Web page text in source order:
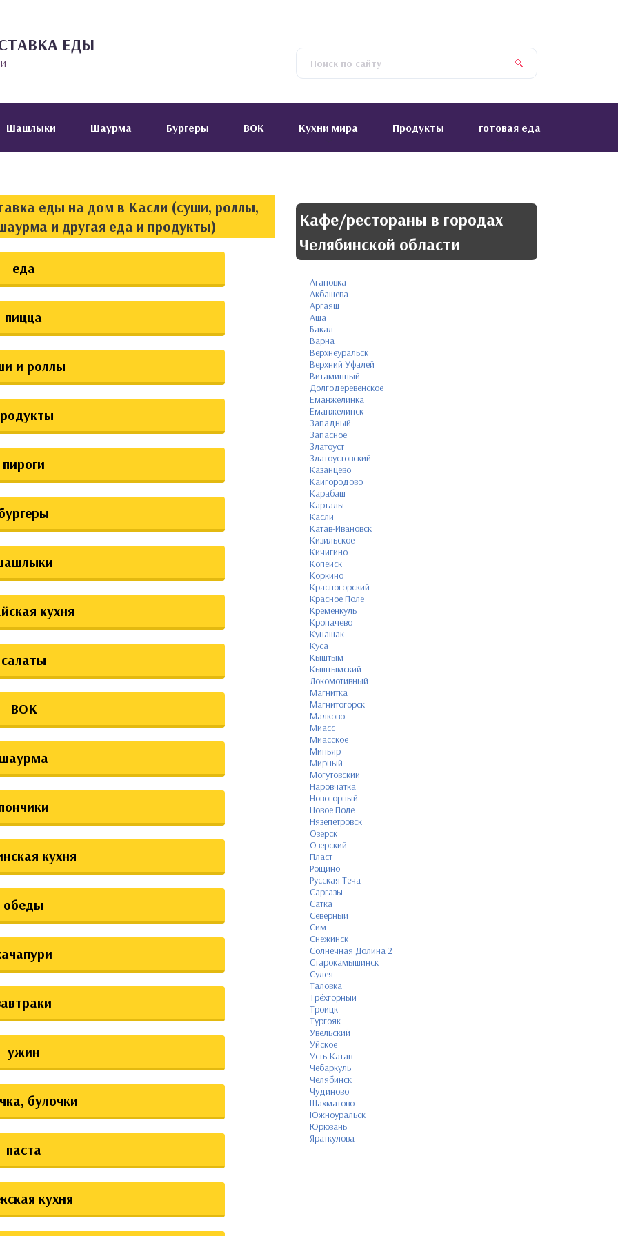
ЕДЫ
Шашлыки Шаурма Бургеры ВОК Кухни мира Продукты готовая еда
еды на дом в Касли (суши, роллы,
и другая еда и продукты)
еда
пицца
и роллы
пироги
кухня
салаты
ВОК
кухня
обеды
ужин
булочки
паста
кухня
Кафе/рестораны в городах
Челябинской области
Агаповка
Акбашева
Аргаяш
Аша
Бакал
Варна
Верхнеуральск
Верхний Уфалей
Витаминный
Долгодеревенское
Еманжелинка
Еманжелинск
Западный
Запасное
Златоуст
Златоустовский
Казанцево
Кайгородово
Карабаш
Карталы
Касли
Катав-Ивановск
Кизильское
Кичигино
Копейск
Коркино
Красногорский
Красное Поле
Кременкуль
Кропачёво
Кунашак
Куса
Кыштым
Кыштымский
Локомотивный
Магнитка
Магнитогорск
Малково
Миасс
Миасское
Миньяр
Мирный
Могутовский
Наровчатка
Новогорный
Новое Поле
Нязепетровск
Озёрск
Озерский
Пласт
Рощино
Русская Теча
Саргазы
Сатка
Северный
Сим
Снежинск
Солнечная Долина 2
Старокамышинск
Сулея
Таловка
Трёхгорный
Троицк
Тургояк
Увельский
Уйское
Усть-Катав
Чебаркуль
Челябинск
Чудиново
Шахматово
Южноуральск
Юрюзань
Яраткулова